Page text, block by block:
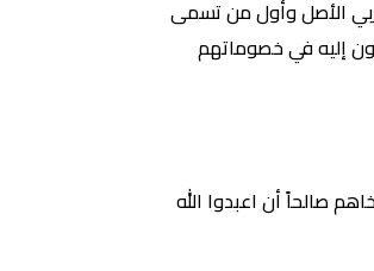
الأصل وأول من تسمى
إليه في خصوماتهم
صالحاً أن اعبدوا الله